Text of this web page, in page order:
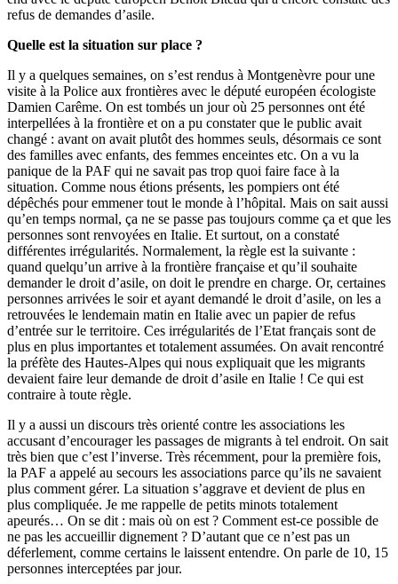
refus de demandes d’asile.
Quelle est la situation sur place ?
Il y a quelques semaines, on s’est rendus à Montgenèvre pour une
visite à la Police aux frontières avec le député européen écologiste
Damien Carême. On est tombés un jour où 25 personnes ont été
interpellées à la frontière et on a pu constater que le public avait
changé : avant on avait plutôt des hommes seuls, désormais ce sont
des familles avec enfants, des femmes enceintes etc. On a vu la
panique de la PAF qui ne savait pas trop quoi faire face à la
situation. Comme nous étions présents, les pompiers ont été
dépêchés pour emmener tout le monde à l’hôpital. Mais on sait aussi
qu’en temps normal, ça ne se passe pas toujours comme ça et que les
personnes sont renvoyées en Italie. Et surtout, on a constaté
différentes irrégularités. Normalement, la règle est la suivante :
quand quelqu’un arrive à la frontière française et qu’il souhaite
demander le droit d’asile, on doit le prendre en charge. Or, certaines
personnes arrivées le soir et ayant demandé le droit d’asile, on les a
retrouvées le lendemain matin en Italie avec un papier de refus
d’entrée sur le territoire. Ces irrégularités de l’Etat français sont de
plus en plus importantes et totalement assumées. On avait rencontré
la préfète des Hautes-Alpes qui nous expliquait que les migrants
devaient faire leur demande de droit d’asile en Italie ! Ce qui est
contraire à toute règle.
Il y a aussi un discours très orienté contre les associations les
accusant d’encourager les passages de migrants à tel endroit. On sait
très bien que c’est l’inverse. Très récemment, pour la première fois,
la PAF a appelé au secours les associations parce qu’ils ne savaient
plus comment gérer. La situation s’aggrave et devient de plus en
plus compliquée. Je me rappelle de petits minots totalement
apeurés… On se dit : mais où on est ? Comment est-ce possible de
ne pas les accueillir dignement ? D’autant que ce n’est pas un
déferlement, comme certains le laissent entendre. On parle de 10, 15
personnes interceptées par jour.